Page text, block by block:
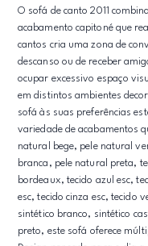
O sofá de canto 2011
acabamento capitoné que
cantos cria uma zona de
descanso ou de receber
ocupar excessivo espaço
em distintos ambientes
sofá às suas preferências
variedade de acabamentos
natural bege, pele natural
branca, pele natural preta,
bordeaux, tecido azul esc,
esc, tecido cinza esc, tecido
sintético branco, sintético
preto, este sofá oferece